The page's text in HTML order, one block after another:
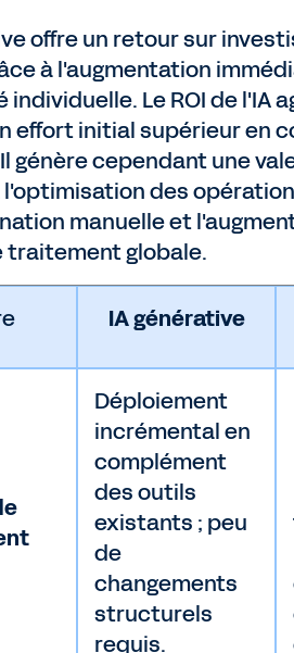
offre un retour sur
à l'augmentation
Le ROI de l'IA
effort initial supérieur en
génère cependant une
l'optimisation des
manuelle et
globale.
IA générative
Déploiement
incrémental en
complément
des outils
existants ; peu
de
changements
structurels
requis.